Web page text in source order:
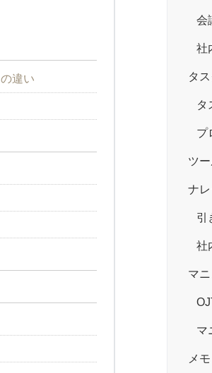
違い
会
社
タ
タ
プ
ツ
ナ
引
社
マ
マ
メ